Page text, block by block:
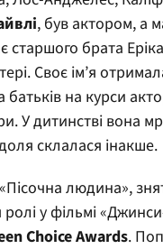
, був актором, а
брата
Своє ім’я
на курси
У дитинстві вона
склалася інакше.
людина»,
у фільмі
Choice Awards.